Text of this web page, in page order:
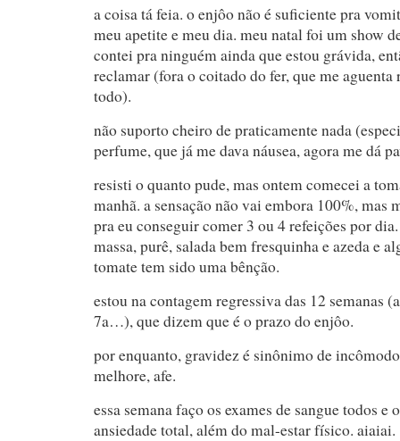
a coisa tá feia. o enjôo não é suficiente pra
meu apetite e meu dia. meu natal foi um show
contei pra ninguém ainda que estou grávida,
reclamar (fora o coitado do fer, que me aguenta
todo).
não suporto cheiro de praticamente nada
perfume, que já me dava náusea, agora me dá
resisti o quanto pude, mas ontem comecei a
manhã. a sensação não vai embora 100%, mas
pra eu conseguir comer 3 ou 4 refeições por
massa, purê, salada bem fresquinha e azeda e
tomate tem sido uma bênção.
estou na contagem regressiva das 12 semanas
7a…), que dizem que é o prazo do enjôo.
por enquanto, gravidez é sinônimo de
melhore, afe.
essa semana faço os exames de sangue todos e
ansiedade total, além do mal-estar físico. aiaiai.